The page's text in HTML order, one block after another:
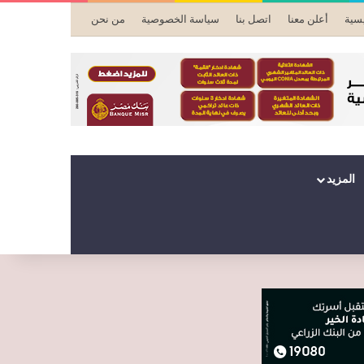
أعلن معنا اتصل بنا سياسة الخصوصية من نحن
المزيد